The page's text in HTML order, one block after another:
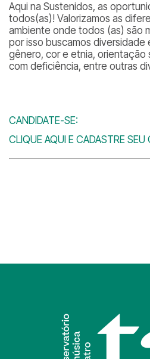
Aqui na Sustenidos, as
todos(as)! Valorizamos as
ambiente onde todos (as) são
por isso buscamos diversidade
gênero, cor e etnia, orientação
com deficiência, entre outras
CANDIDATE-SE:
CLIQUE AQUI E CADASTRE SEU